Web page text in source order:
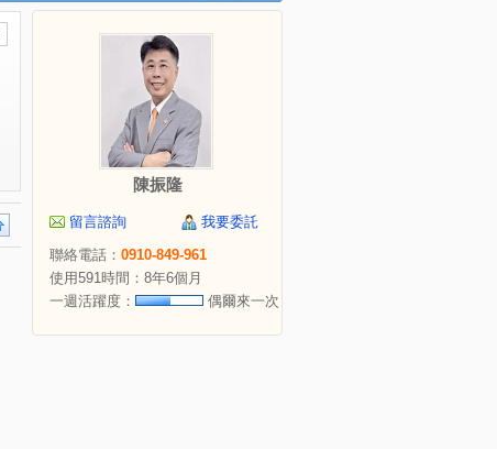
陳振隆
留言諮詢
我要委託
聯絡電話： 0910-849-961
使用591時間：8年6個月
一週活躍度：
偶爾來一次